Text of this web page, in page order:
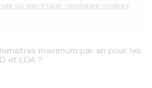
ou électrique : quelques critères
maximum par an pour les
et LOA ?